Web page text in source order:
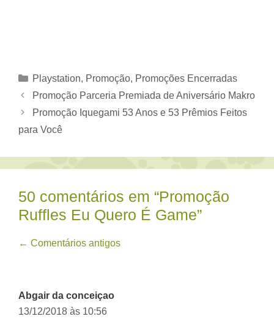
Categorias
Playstation, Promoção, Promoções Encerradas
Promoção Parceria Premiada de Aniversário Makro
Promoção Iquegami 53 Anos e 53 Prêmios Feitos
para Você
50 comentários em “Promoção
Ruffles Eu Quero É Game”
Navegação
← Comentários antigos
Abgair da conceiçao
13/12/2018 às 10:56